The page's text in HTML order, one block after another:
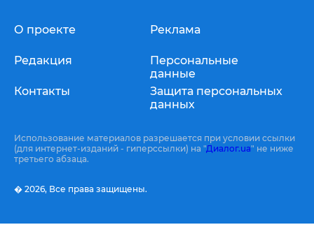
О проекте
Редакция
Контакты
Реклама
Персональные
данные
Защита персональных
данных
Использование материалов разрешается при условии ссылки
(для интернет-изданий - гиперссылки) на "Диалог.ua" не ниже
третьего абзаца.
� 2026, Все права защищены.